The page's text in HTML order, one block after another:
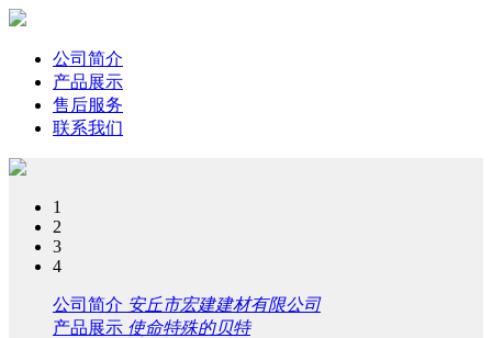
公司简介
产品展示
售后服务
联系我们
1
2
3
4
公司简介 安丘市宏建建材有限公司
产品展示 使命特殊的贝特